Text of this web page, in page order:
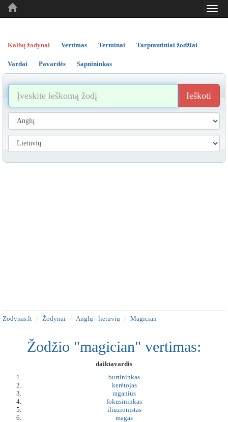
..
..
Kalbų žodynai Vertimas Terminai Tarptautiniai žodžiai
Vardai Pavardės Sapnininkas
Ieškoti
Zodynas.lt Žodynai Anglų - lietuvių Magician
Žodžio "magician" vertimas:
daiktavardis
burtininkas
kerėtojas
raganius
fokusininkas
iliuzionistas
magas